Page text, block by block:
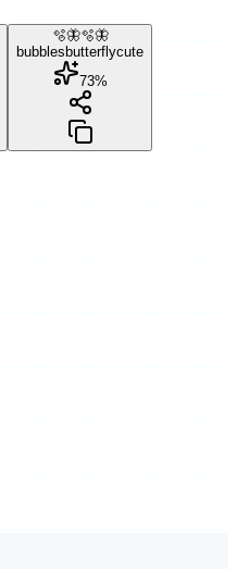
🫧🦋🫧🦋
bubbles butterflycute
73%